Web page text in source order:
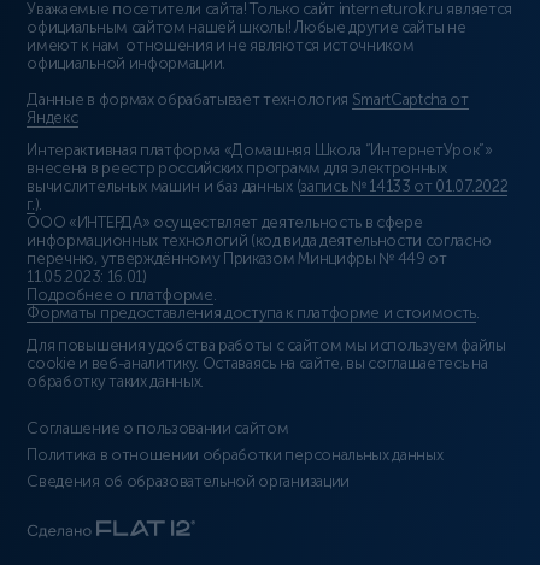
Уважаемые посетители сайта! Только сайт interneturok.ru является
официальным сайтом нашей школы! Любые другие сайты не
имеют к нам отношения и не являются источником
официальной информации.
Данные в формах обрабатывает технология SmartCaptcha от
Яндекс
Интерактивная платформа «Домашняя Школа “ИнтернетУрок”»
внесена в реестр российских программ для электронных
вычислительных машин и баз данных (запись № 14133 от 01.07.2022
г.).
ООО «ИНТЕРДА» осуществляет деятельность в сфере
информационных технологий (код вида деятельности согласно
перечню, утверждённому Приказом Минцифры № 449 от
11.05.2023: 16.01)
Подробнее о платформе.
Форматы предоставления доступа к платформе и стоимость.
Для повышения удобства работы с сайтом мы используем файлы
cookie и веб-аналитику. Оставаясь на сайте, вы соглашаетесь на
обработку таких данных.
Соглашение о пользовании сайтом
Политика в отношении обработки персональных данных
Сведения об образовательной организации